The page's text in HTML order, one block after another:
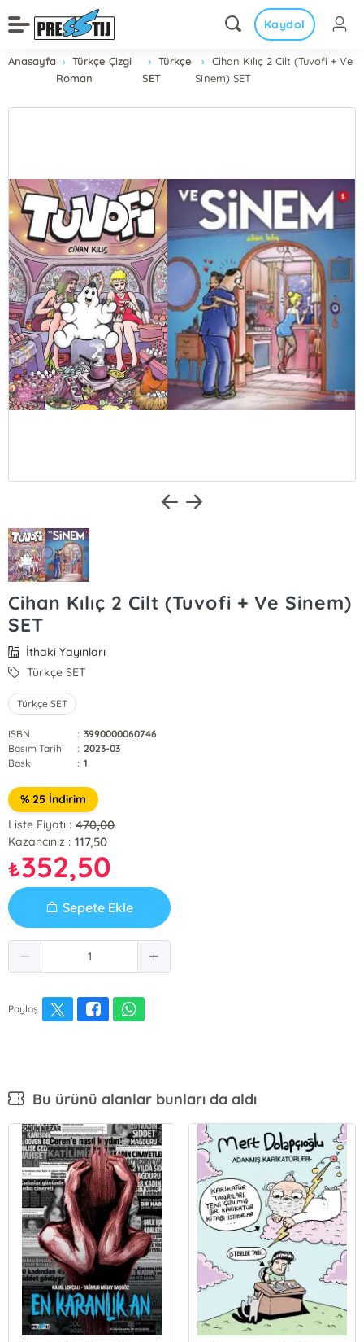
Kaydol
Anasayfa
Türkçe Çizgi
Roman
Türkçe
SET
Cihan Kılıç 2 Cilt (Tuvofi + Ve
Sinem) SET
Cihan Kılıç 2 Cilt (Tuvofi + Ve Sinem)
SET
İthaki Yayınları
Türkçe SET
Türkçe SET
ISBN : 3990000060746
Basım Tarihi
: 2023-03
Baskı
: 1
% 25 İndirim
Liste Fiyatı : 470,00
Kazancınız : 117,50
₺352,50
Sepete Ekle
Paylaş
Bu ürünü alanlar bunları da aldı